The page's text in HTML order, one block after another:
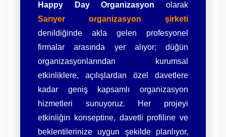
Happy Day Organizasyon olarak
Sarıyer organizasyon şirketi
denildiğinde akla gelen profesyonel
firmalar arasında yer alıyor; düğün
organizasyonlarından kurumsal
etkinliklere, açılışlardan özel davetlere
kadar geniş kapsamlı organizasyon
hizmetleri sunuyoruz. Her projeyi
etkinliğin konseptine, davetli profiline ve
beklentilerinize uygun şekilde planlıyor,